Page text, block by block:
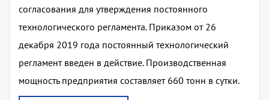
согласования для утверждения постоянного
технологического регламента. Приказом от 26
декабря 2019 года постоянный технологический
регламент введен в действие. Производственная
мощность предприятия составляет 660 тонн в сутки.